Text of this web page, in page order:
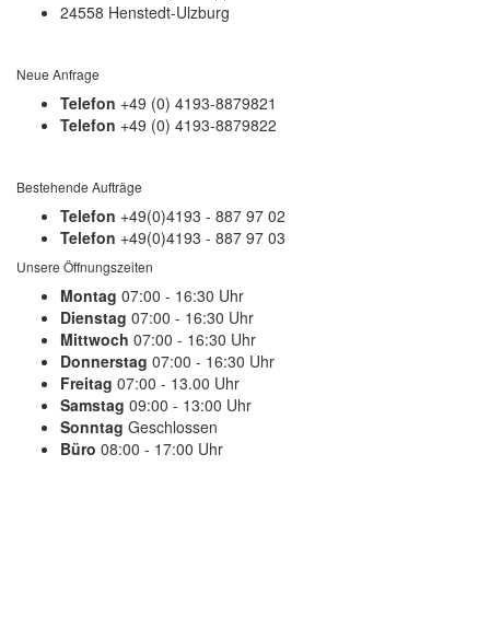
24558 Henstedt-Ulzburg
Neue Anfrage
Telefon +49 (0) 4193-8879821
Telefon +49 (0) 4193-8879822
Bestehende Aufträge
Telefon +49(0)4193 - 887 97 02
Telefon +49(0)4193 - 887 97 03
Unsere Öffnungszeiten
Montag 07:00 - 16:30 Uhr
Dienstag 07:00 - 16:30 Uhr
Mittwoch 07:00 - 16:30 Uhr
Donnerstag 07:00 - 16:30 Uhr
Freitag 07:00 - 13.00 Uhr
Samstag 09:00 - 13:00 Uhr
Sonntag Geschlossen
Büro 08:00 - 17:00 Uhr